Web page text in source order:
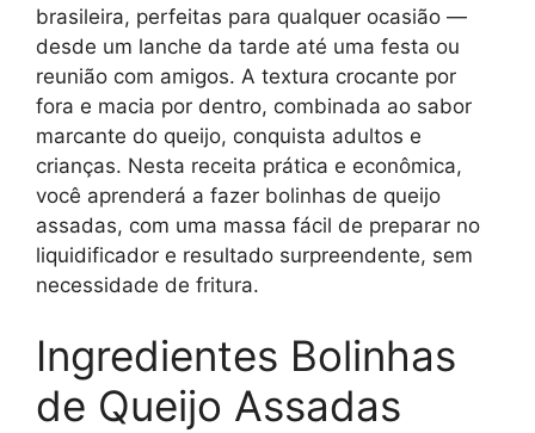
brasileira, perfeitas para qualquer ocasião —
desde um lanche da tarde até uma festa ou
reunião com amigos. A textura crocante por
fora e macia por dentro, combinada ao sabor
marcante do queijo, conquista adultos e
crianças. Nesta receita prática e econômica,
você aprenderá a fazer bolinhas de queijo
assadas, com uma massa fácil de preparar no
liquidificador e resultado surpreendente, sem
necessidade de fritura.
Ingredientes Bolinhas
de Queijo Assadas